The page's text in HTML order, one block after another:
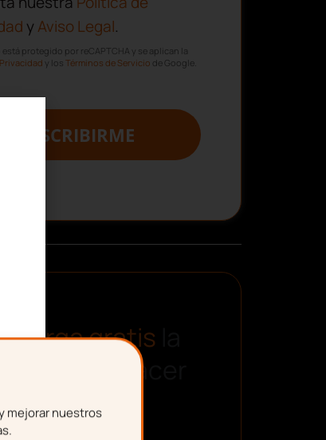
mejorar nuestros
y Aviso Legal.
está protegido por reCAPTCHA y se aplican la
y losTérminos de Servicio de Google.
SUSCRIBIRME
gratis
para hacer
una nómina